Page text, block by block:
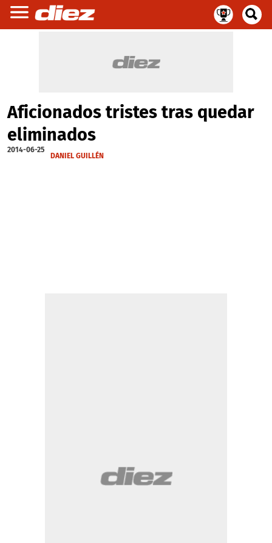
Aficionados tristes tras quedar
eliminados
2014-06-25
DANIEL GUILLÉN